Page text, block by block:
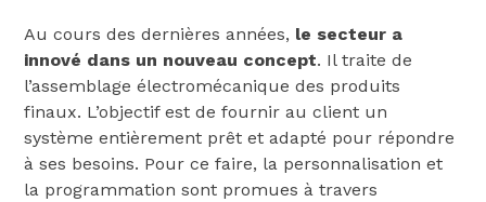
Au cours des dernières années, le secteur a
innové dans un nouveau concept. Il traite de
l’assemblage électromécanique des produits
finaux. L’objectif est de fournir au client un
système entièrement prêt et adapté pour répondre
à ses besoins. Pour ce faire, la personnalisation et
la programmation sont promues à travers